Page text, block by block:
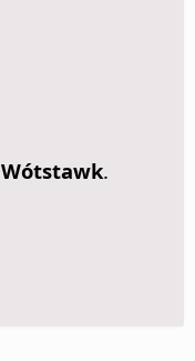
Wótstawk.